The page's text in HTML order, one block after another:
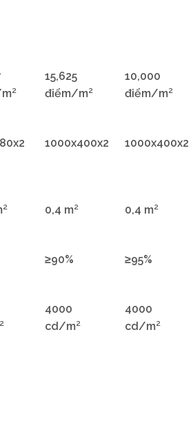
15,625
điểm/m²
10,000
điểm/m²
1000x400x2 1000x400x2
0,4 m² 0,4 m²
≥90% ≥95%
4000
cd/m²
4000
cd/m²